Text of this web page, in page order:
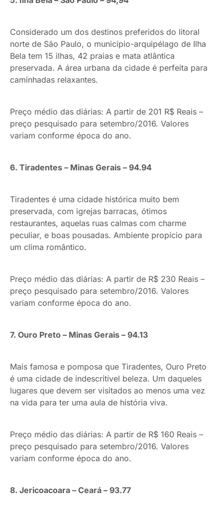
Considerado um dos destinos preferidos do litoral
norte de São Paulo, o município-arquipélago de Ilha
Bela tem 15 ilhas, 42 praias e mata atlântica
preservada. A área urbana da cidade é perfeita para
caminhadas relaxantes.
Preço médio das diárias: A partir de 201 R$ Reais –
preço pesquisado para setembro/2016. Valores
variam conforme época do ano.
6. Tiradentes – Minas Gerais – 94.94
Tiradentes é uma cidade histórica muito bem
preservada, com igrejas barracas, ótimos
restaurantes, aquelas ruas calmas com charme
peculiar, e boas pousadas. Ambiente propício para
um clima romântico.
Preço médio das diárias: A partir de R$ 230 Reais –
preço pesquisado para setembro/2016. Valores
variam conforme época do ano.
7. Ouro Preto – Minas Gerais – 94.13
Mais famosa e pomposa que Tiradentes, Ouro Preto
é uma cidade de indescritível beleza. Um daqueles
lugares que devem ser visitados ao menos uma vez
na vida para ter uma aula de história viva.
Preço médio das diárias: A partir de R$ 160 Reais –
preço pesquisado para setembro/2016. Valores
variam conforme época do ano.
8. Jericoacoara – Ceará – 93.77